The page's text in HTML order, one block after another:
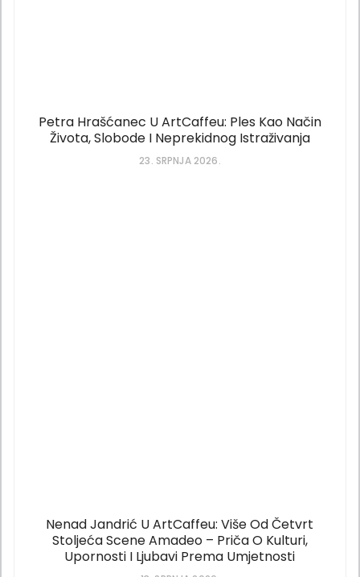
Petra Hrašćanec U ArtCaffeu: Ples Kao Način
Života, Slobode I Neprekidnog Istraživanja
23. SRPNJA 2026.
Nenad Jandrić U ArtCaffeu: Više Od Četvrt
Stoljeća Scene Amadeo – Priča O Kulturi,
Upornosti I Ljubavi Prema Umjetnosti